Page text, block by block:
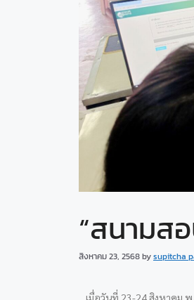
“สนามส
สิงหาคม 23, 2568bysupitcha
เมื่อวันที่ 23-24 สิงหาคม